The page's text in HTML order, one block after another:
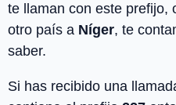
te llaman con este prefijo,
otro país a Níger, te
saber.
Si has recibido una